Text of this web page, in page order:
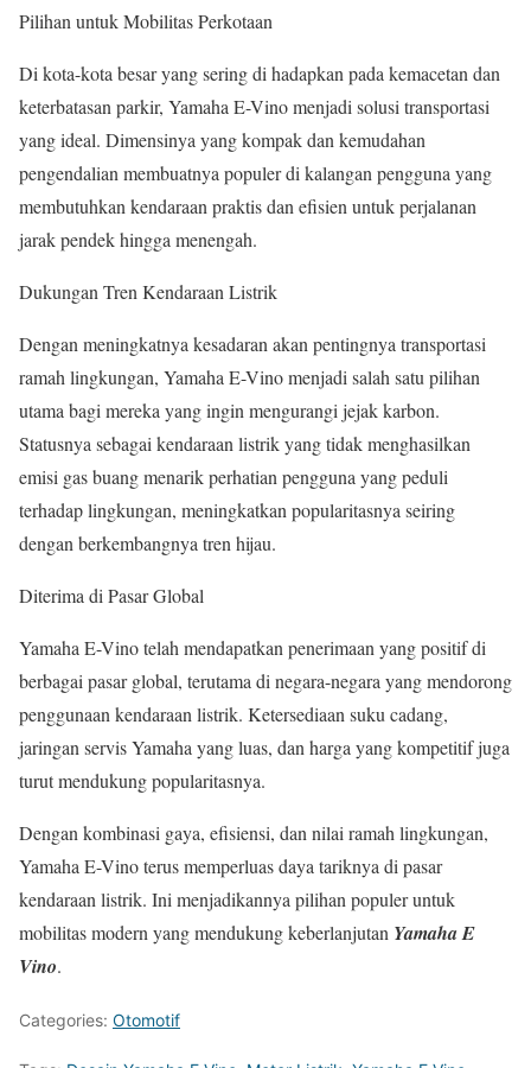
Pilihan untuk Mobilitas Perkotaan
Di kota-kota besar yang sering di hadapkan pada kemacetan dan
keterbatasan parkir, Yamaha E-Vino menjadi solusi transportasi
yang ideal. Dimensinya yang kompak dan kemudahan
pengendalian membuatnya populer di kalangan pengguna yang
membutuhkan kendaraan praktis dan efisien untuk perjalanan
jarak pendek hingga menengah.
Dukungan Tren Kendaraan Listrik
Dengan meningkatnya kesadaran akan pentingnya transportasi
ramah lingkungan, Yamaha E-Vino menjadi salah satu pilihan
utama bagi mereka yang ingin mengurangi jejak karbon.
Statusnya sebagai kendaraan listrik yang tidak menghasilkan
emisi gas buang menarik perhatian pengguna yang peduli
terhadap lingkungan, meningkatkan popularitasnya seiring
dengan berkembangnya tren hijau.
Diterima di Pasar Global
Yamaha E-Vino telah mendapatkan penerimaan yang positif di
berbagai pasar global, terutama di negara-negara yang mendorong
penggunaan kendaraan listrik. Ketersediaan suku cadang,
jaringan servis Yamaha yang luas, dan harga yang kompetitif juga
turut mendukung popularitasnya.
Dengan kombinasi gaya, efisiensi, dan nilai ramah lingkungan,
Yamaha E-Vino terus memperluas daya tariknya di pasar
kendaraan listrik. Ini menjadikannya pilihan populer untuk
mobilitas modern yang mendukung keberlanjutan Yamaha E
Vino.
Categories: Otomotif